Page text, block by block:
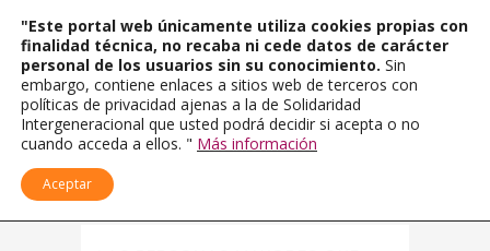
"Este portal web únicamente utiliza cookies propias con
finalidad técnica, no recaba ni cede datos de carácter
personal de los usuarios sin su conocimiento. Sin
embargo, contiene enlaces a sitios web de terceros con
políticas de privacidad ajenas a la de Solidaridad
Intergeneracional que usted podrá decidir si acepta o no
cuando acceda a ellos. " Más información
Aceptar